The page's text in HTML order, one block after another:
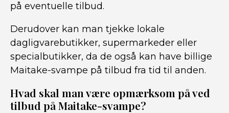
på eventuelle tilbud.
Derudover kan man tjekke lokale
dagligvarebutikker, supermarkeder eller
specialbutikker, da de også kan have billige
Maitake-svampe på tilbud fra tid til anden.
Hvad skal man være opmærksom på ved
tilbud på Maitake-svampe?